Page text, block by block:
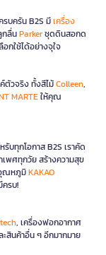
บครัน B2S มีเครื่อง
กลื่นParkerชุดดินสอกด
กใช้ได้อย่างจุใจ
ตัวจริง ทั้งสีไม้Colleen,
MARTEให้คุณ
ทุกโอกาส B2S เราคัด
เพศทุกวัย สร้างความสุข
อุณหภูมิKAKAO
ครบ!
, เครื่องฟอกอากาศ
ะสินค้าอื่น ๆ อีกมากมาย